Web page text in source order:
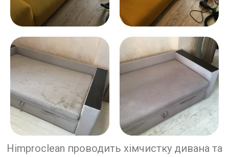
Himproclean проводить хімчистку дивана та